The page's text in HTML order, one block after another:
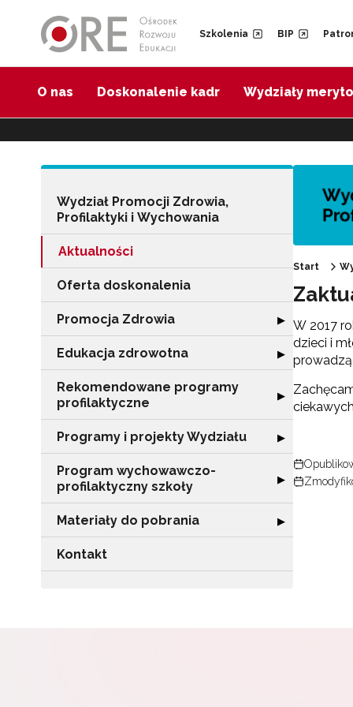
Szkolenia BIP
O nas Doskonalenie kadr Wydziały
Wydział Promocji Zdrowia,
Profilaktyki i Wychowania
Aktualności
Oferta doskonalenia
Promocja Zdrowia Rozwiń sekcję
▶
Edukacja zdrowotna Rozwiń sekcję
▶
Rekomendowane programy
profilaktyczne
Rozwiń sekcję
▶
Programy i projekty Wydziału Rozwiń sekcję
▶
Program wychowawczo-
profilaktyczny szkoły
Rozwiń sekcję
▶
Materiały do pobrania Rozwiń sekcję
▶
Kontakt
Start
W 2017
dzieci i